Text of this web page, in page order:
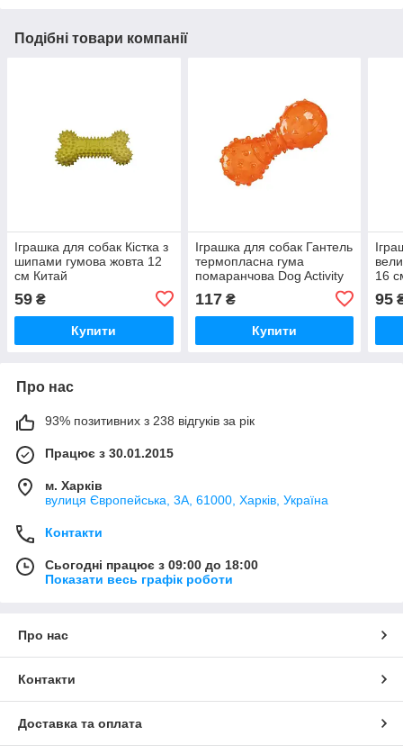
Подібні товари компанії
Іграшка для собак Кістка з
шипами гумова жовта 12
см Китай
59 ₴
Купити
Іграшка для собак Гантель
термопласна гума
помаранчова Dog Activity
117₴
Купити
16
95
Про нас
93% позитивних з 238 відгуків за рік
Працює з 30.01.2015
м. Харків
вулиця Європейська, 3А, 61000, Харків, Україна
Контакти
Сьогодні працює з 09:00 до 18:00
Показати весь графік роботи
Про нас
Контакти
Доставка та оплата